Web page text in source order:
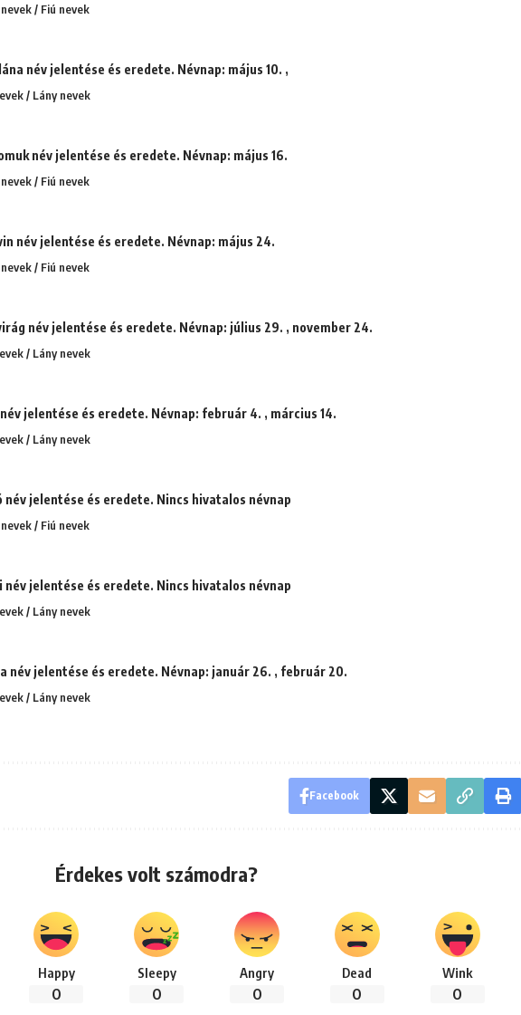
/ Fiú nevek
név jelentése és eredete. Névnap: május 10. ,
/ Lány nevek
név jelentése és eredete. Névnap: május 16.
/ Fiú nevek
név jelentése és eredete. Névnap: május 24.
/ Fiú nevek
név jelentése és eredete. Névnap: július 29. , november 24.
/ Lány nevek
név jelentése és eredete. Névnap: február 4. , március 14.
/ Lány nevek
név jelentése és eredete. Nincs hivatalos névnap
/ Fiú nevek
név jelentése és eredete. Nincs hivatalos névnap
/ Lány nevek
név jelentése és eredete. Névnap: január 26. , február 20.
/ Lány nevek
Facebook
Érdekes volt számodra?
Happy
0
Sleepy
0
Angry
0
Dead
0
Wink
0